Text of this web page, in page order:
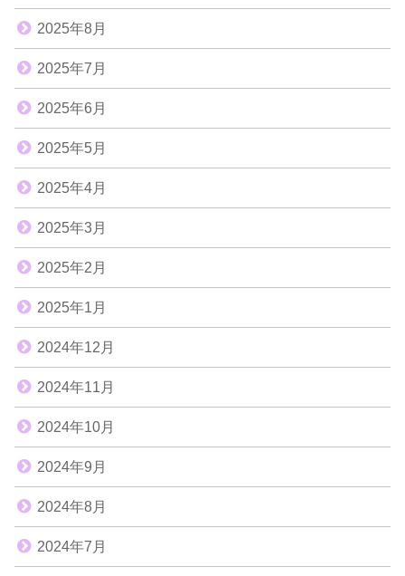
2025年8月
2025年7月
2025年6月
2025年5月
2025年4月
2025年3月
2025年2月
2025年1月
2024年12月
2024年11月
2024年10月
2024年9月
2024年8月
2024年7月